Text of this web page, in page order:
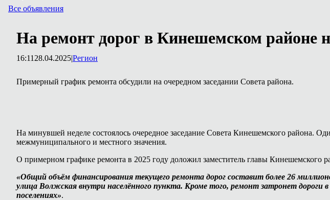
Все объявления
На ремонт дорог в Кинешемском районе
16:11 28.04.2025|Регион
Примерный график ремонта обсудили на очередном заседании Совета района.
На минувшей неделе состоялось очередное заседание Совета Кинешемского района.
межмуниципального и местного значения.
О примерном графике ремонта в 2025 году доложил заместитель главы
«Общий объём финансирования текущего ремонта дорог составит более 26
улица Волжская внутри населённого пункта. Кроме того, ремонт затронет
поселениях».